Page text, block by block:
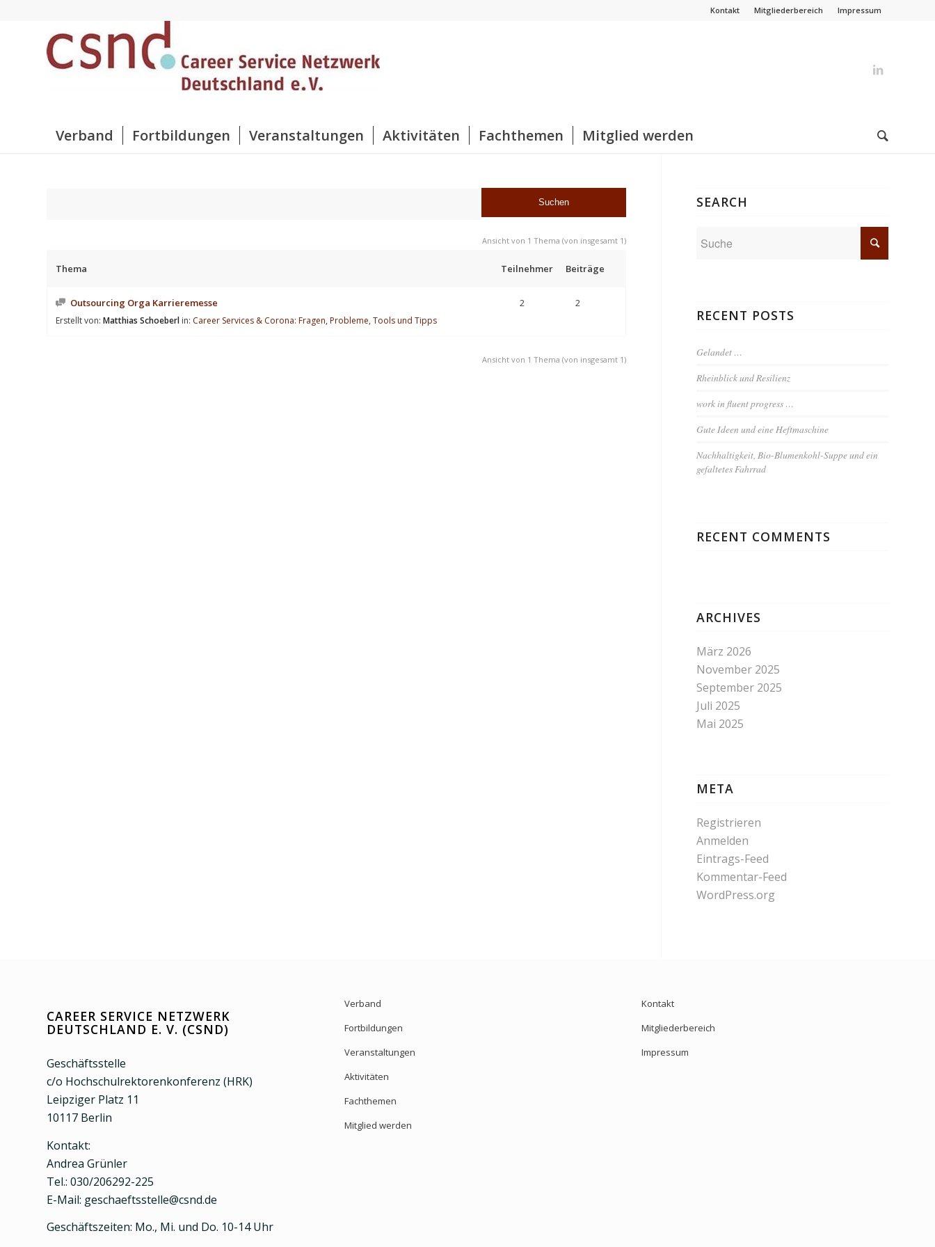
Kontakt Mitgliederbereich Impressum
Verband Fortbildungen Veranstaltungen Aktivitäten Fachthemen Mitglied werden
Ansicht von 1 Thema (von insgesamt 1)
Thema Teilnehmer Beiträge
Outsourcing Orga Karrieremesse
Erstellt von: Matthias Schoeberl in: Career Services & Corona: Fragen, Probleme, Tools und Tipps
2 2
Ansicht von 1 Thema (von insgesamt 1)
SEARCH
RECENT POSTS
Gelandet …
Rheinblick und Resilienz
work in fluent progress …
Gute Ideen und eine Heftmaschine
Nachhaltigkeit, Bio-Blumenkohl-Suppe und ein
gefaltetes Fahrrad
RECENT COMMENTS
ARCHIVES
März 2026
November 2025
September 2025
Juli 2025
Mai 2025
META
Registrieren
Anmelden
Eintrags-Feed
Kommentar-Feed
WordPress.org
CAREER SERVICE NETZWERK
DEUTSCHLAND E. V. (CSND)
Geschäftsstelle
c/o Hochschulrektorenkonferenz (HRK)
Leipziger Platz 11
10117 Berlin
Kontakt:
Andrea Grünler
Tel.: 030/206292-225
E-Mail: geschaeftsstelle@csnd.de
Geschäftszeiten: Mo., Mi. und Do. 10-14 Uhr
Verband
Fortbildungen
Veranstaltungen
Aktivitäten
Fachthemen
Mitglied werden
Kontakt
Mitgliederbereich
Impressum